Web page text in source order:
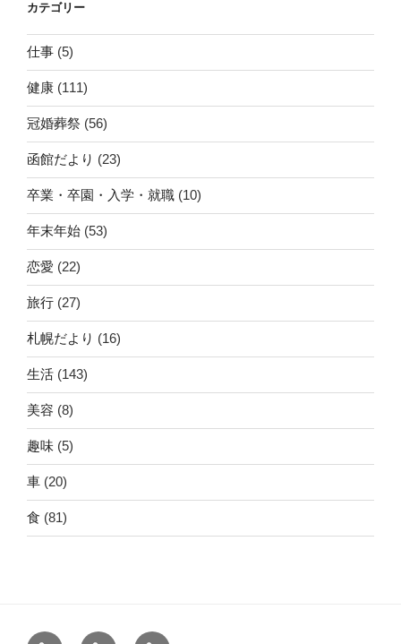
カテゴリー
仕事 (5)
健康 (111)
冠婚葬祭 (56)
函館だより (23)
卒業・卒園・入学・就職 (10)
年末年始 (53)
恋愛 (22)
旅行 (27)
札幌だより (16)
生活 (143)
美容 (8)
趣味 (5)
車 (20)
食 (81)